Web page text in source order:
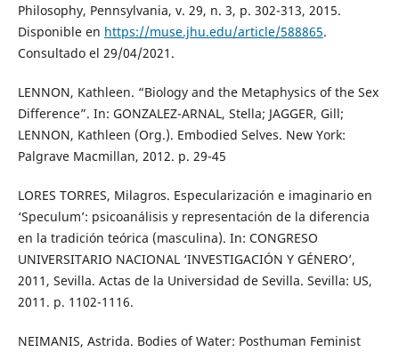
Philosophy, Pennsylvania, v. 29, n. 3, p. 302-313, 2015.
Disponible en https://muse.jhu.edu/article/588865.
Consultado el 29/04/2021.
LENNON, Kathleen. “Biology and the Metaphysics of the Sex
Difference”. In: GONZALEZ-ARNAL, Stella; JAGGER, Gill;
LENNON, Kathleen (Org.). Embodied Selves. New York:
Palgrave Macmillan, 2012. p. 29-45
LORES TORRES, Milagros. Especularización e imaginario en
‘Speculum’: psicoanálisis y representación de la diferencia
en la tradición teórica (masculina). In: CONGRESO
UNIVERSITARIO NACIONAL ‘INVESTIGACIÓN Y GÉNERO’,
2011, Sevilla. Actas de la Universidad de Sevilla. Sevilla: US,
2011. p. 1102-1116.
NEIMANIS, Astrida. Bodies of Water: Posthuman Feminist